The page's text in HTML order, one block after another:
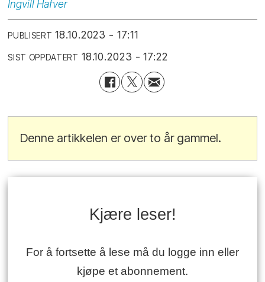
Ingvill Hafver
PUBLISERT 18.10.2023 - 17:11
SIST OPPDATERT 18.10.2023 - 17:22
Denne artikkelen er over to år gammel.
Kjære leser!
For å fortsette å lese må du logge inn eller
kjøpe et abonnement.